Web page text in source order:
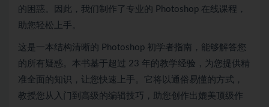
的困惑。因此，我们制作了专业的 Photoshop 在线课程，
助您轻松上手。
这是一本结构清晰的 Photoshop 初学者指南，能够解答您
的所有疑惑。本书基于超过 23 年的教学经验，为您提供精
准全面的知识，让您快速上手。它将以通俗易懂的方式，
教授您从入门到高级的编辑技巧，助您创作出媲美顶级作